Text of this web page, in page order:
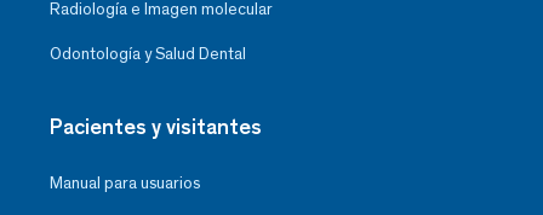
Radiología e Imagen molecular
Odontología y Salud Dental
Pacientes y visitantes
Manual para usuarios